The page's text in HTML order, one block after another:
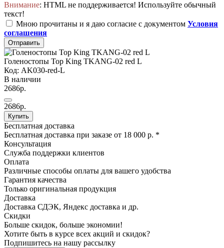
Внимание: HTML не поддерживается! Используйте обычный
текст!
Мною прочитаны и я даю согласие с документом Условия
соглашения
Отправить
Голеностопы Top King TKANG-02 red L
Код: AK030-red-L
В наличии
2686р.
2686р.
Купить
Бесплатная доставка
Бесплатная доставка при заказе от 18 000 р. *
Консультация
Служба поддержки клиентов
Оплата
Различные способы оплаты для вашего удобства
Гарантия качества
Только оригинальная продукция
Доставка
Доставка СДЭК, Яндекс доставка и др.
Скидки
Больше скидок, больше экономии!
Хотите быть в курсе всех акций и скидок?
Подпишитесь на нашу рассылку